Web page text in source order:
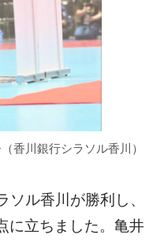
香川銀行シラソル香川）
ル香川が勝利し、
に立ちました。亀井